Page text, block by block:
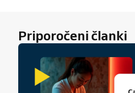
Priporočeni članki